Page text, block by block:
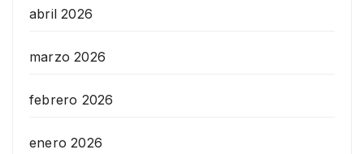
abril 2026
marzo 2026
febrero 2026
enero 2026